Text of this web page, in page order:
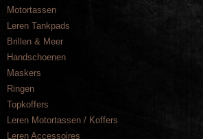
Motortassen
Leren Tankpads
Brillen & Meer
Handschoenen
Maskers
Ringen
Topkoffers
Leren Motortassen / Koffers
Leren Accessoires